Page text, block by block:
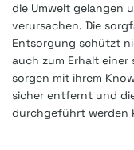
die Umwelt gelangen
verursachen. Die
Entsorgung schützt
auch zum Erhalt einer
sorgen mit ihrem
sicher entfernt und
durchgeführt werden